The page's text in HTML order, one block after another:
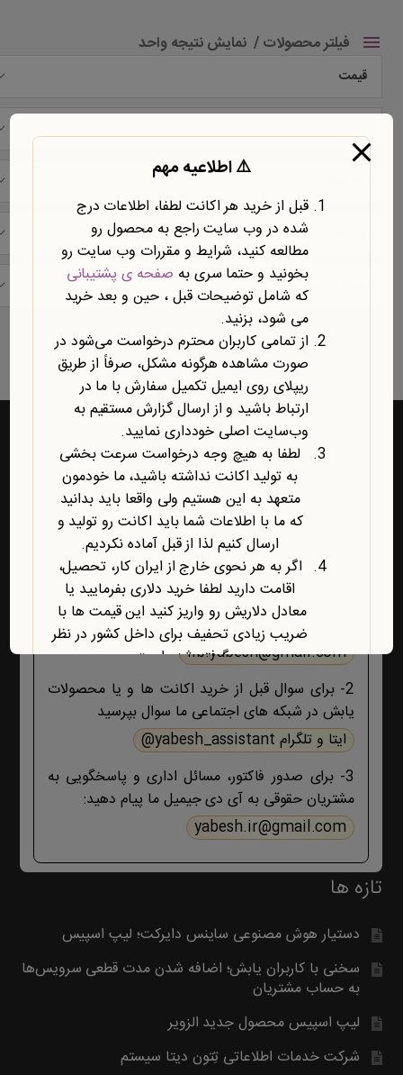
فیلتر محصولات نمایش نتیجه واحد
قیمت
حیطه موضوعی
نمایش یک نتیجه
راه‌های ارتباط با یابش
1- برای پشتیبانی اکانت ها و فروشگاه ، حتما و حتما
ابتدا تمام اطلاعات محصول، صفحه پشتیبانی و پیام
های ایمیلی ،تکمیل سفارش و ثبت سفارش را مطالعه
کنید اگر هیچ جوابی برای مشکل شما نبود آنگاه ایمیل
lib.yabesh@gmail.com
2- برای سوال قبل از خرید اکانت ها و یا محصولات
یابش در شبکه های اجتماعی ما سوال بپرسید
ایتا و تلگرام yabesh_assistant@
3- برای صدور فاکتور، مسائل اداری و پاسخگویی به
مشتریان حقوقی به آی دی جیمیل ما پیام دهید:
yabesh.ir@gmail.com
تازه ها
دستیار هوش مصنوعی ساینس دایرکت؛ لیپ اسپیس
سخنی با کاربران یابش؛ اضافه شدن مدت قطعی سرویس‌ها
به حساب مشتریان
لیپ اسپیس محصول جدید الزویر
شرکت خدمات اطلاعاتی تِتون دیتا سیستم
⚠️ اطلاعیه مهم
قبل از خرید هر اکانت لطفا، اطلاعات درج
شده در وب سایت راجع به محصول رو
مطالعه کنید، شرایط و مقررات وب سایت رو
بخونید و حتما سری به صفحه ی پشتیبانی
که شامل توضیحات قبل ، حین و بعد خرید
می شود، بزنید.
از تمامی کاربران محترم درخواست می‌شود در
صورت مشاهده هرگونه مشکل، صرفاً از طریق
ریپلای روی ایمیل تکمیل سفارش با ما در
ارتباط باشید و از ارسال گزارش مستقیم به
وب‌سایت اصلی خودداری نمایید.
لطفا به هیچ وجه درخواست سرعت بخشی
به تولید اکانت نداشته باشید، ما خودمون
متعهد به این هستیم ولی واقعا باید بدانید
که ما با اطلاعات شما باید اکانت رو تولید و
ارسال کنیم لذا از قبل آماده نکردیم.
اگر به هر نحوی خارج از ایران کار، تحصیل،
اقامت دارید لطفا خرید دلاری بفرمایید یا
معادل دلاریش رو واریز کنید این قیمت ها با
ضریب زیادی تحفیف برای داخل کشور در نظر
گرفته شده است.
آخرین محصول اضافه شده به فروشگاه
امبیس AI است.
روش ارتباط با ما در پایین صفحات یابش
درچ شده است، مطابق موضوع با ما تماس
بگیرید. با تشکر